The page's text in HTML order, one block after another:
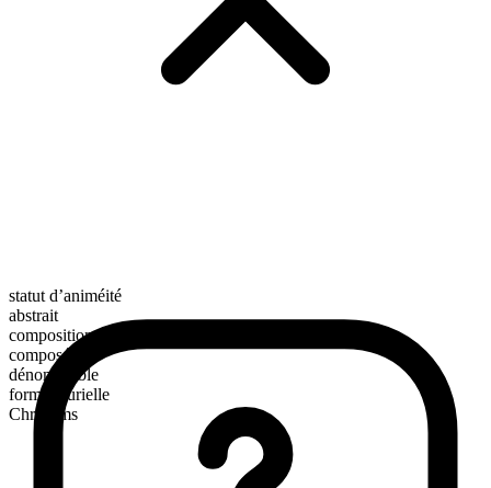
statut d’animéité
abstrait
composition morphologique
composé
dénombrable
forme plurielle
Chrislams